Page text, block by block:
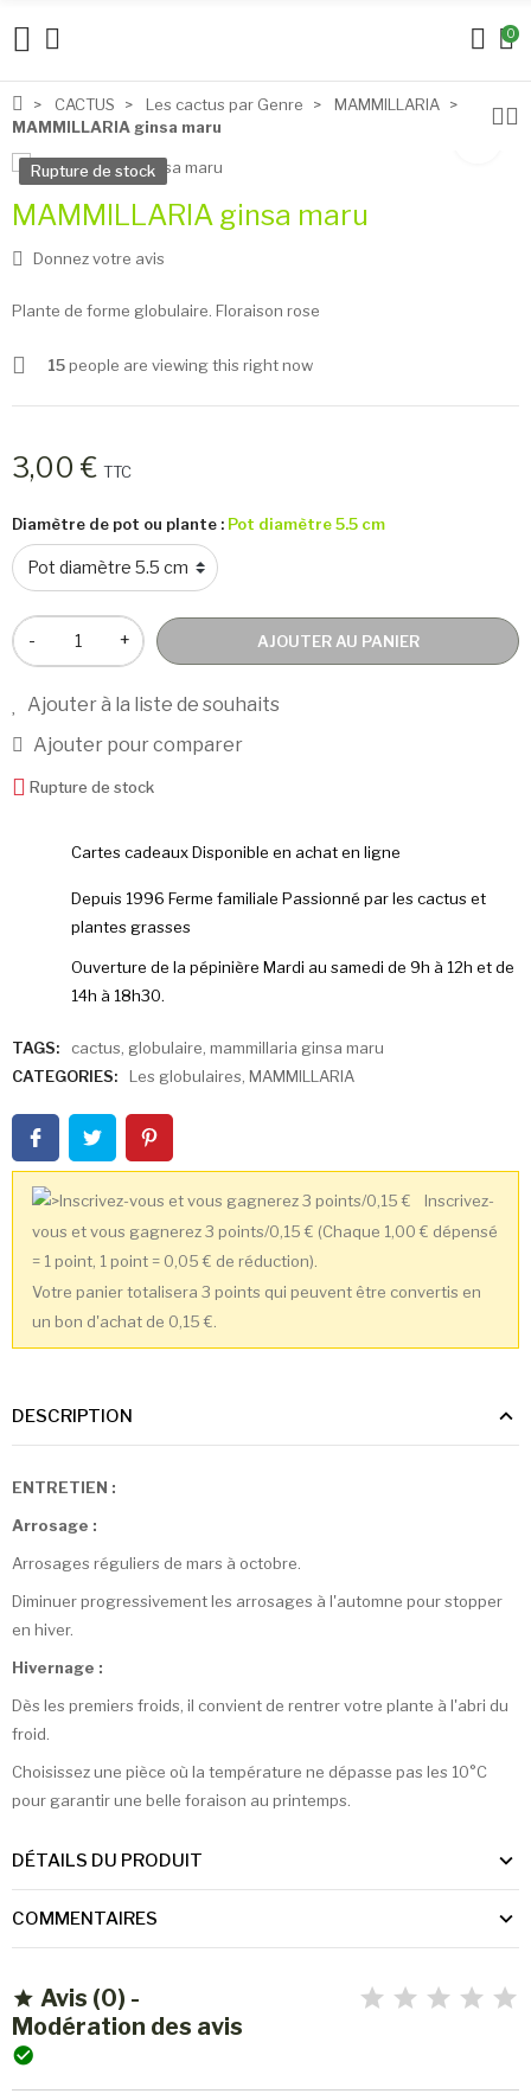
0
CACTUS Les cactus par Genre
MAMMILLARIA
MAMMILLARIA ginsa maru
Rupture de stock
MAMMILLARIA ginsa maru
Donnez votre avis
Plante de forme globulaire. Floraison rose
15people are viewing this right now
3,00 € TTC
Diamètre de pot ou plante : Pot diamètre 5.5 cm
- + AJOUTER AU PANIER
Ajouter à la liste de souhaits
Ajouter pour comparer
Rupture de stock
Cartes cadeaux Disponible en achat en ligne
Depuis 1996 Ferme familiale Passionné par les cactus et
plantes grasses
Ouverture de la pépinière Mardi au samedi de 9h à 12h et de
14h à 18h30.
TAGS: cactus globulaire mammillaria ginsa maru
CATEGORIES:
Les globulaires MAMMILLARIA
Inscrivez-
vous et vous gagnerez 3 points/0,15 € (Chaque 1,00 € dépensé
= 1 point, 1 point = 0,05 € de réduction).
Votre panier totalisera 3 points qui peuvent être convertis en
un bon d'achat de 0,15 €.
DESCRIPTION
ENTRETIEN :
Arrosage :
Arrosages réguliers de mars à octobre.
Diminuer progressivement les arrosages à l'automne pour stopper
en hiver.
Hivernage :
Dès les premiers froids, il convient de rentrer votre plante à l'abri du
froid.
Choisissez une pièce où la température ne dépasse pas les 10°C
pour garantir une belle foraison au printemps.
DÉTAILS DU PRODUIT
COMMENTAIRES
 Avis (0) -
Modération des avis
